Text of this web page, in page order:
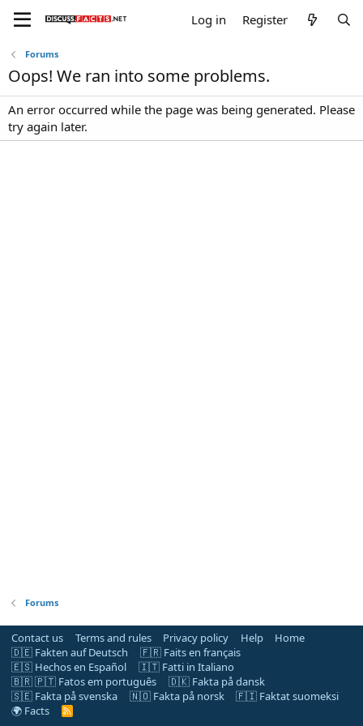
Log in Register
Forums
Oops! We ran into some problems.
An error occurred while the page was being generated. Please
try again later.
Forums
Contact us Terms and rules Privacy policy Help
Home
🇩🇪 Fakten auf Deutsch
🇫🇷 Faits en français
🇪🇸 Hechos en Español
🇮🇹 Fatti in Italiano
🇧🇷 🇵🇹 Fatos em português
🇩🇰 Fakta på dansk
🇸🇪 Fakta på svenska
🇳🇴 Fakta på norsk
🇫🇮 Faktat suomeksi
🌍 Facts
R